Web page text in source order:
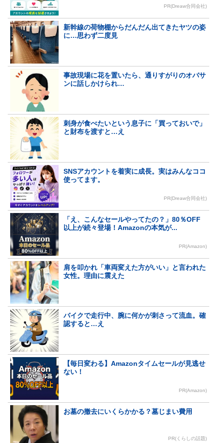
PR(Dreaw合同会社)
新幹線の荷物棚からだんだん出てきたヤツの姿
に…思わず二度見
事故現場に花を置いたら、通りすがりのオバサ
ンに話しかけられ…
刺身が食べたいという息子に「買っておいで」
と財布を渡すと…え
SNSアカウントを着実に成長。実はみんなココ
使ってます。
PR(Dreaw合同会社)
「え、こんなセールやってたの？」80％OFF
以上が続々登場！Amazonの本気が...
PR(Amazon)
肩を叩かれ「車両変えた方がいい」と言われた
女性。理由に震えた
バイクで走行中、腕に何かが刺さって流血。確
認すると…え
【毎日変わる】Amazonタイムセールが見逃せ
ない！
PR(Amazon)
お墓の撤去にいくらかかる？墓じまい費用
PR(くらしの話題)